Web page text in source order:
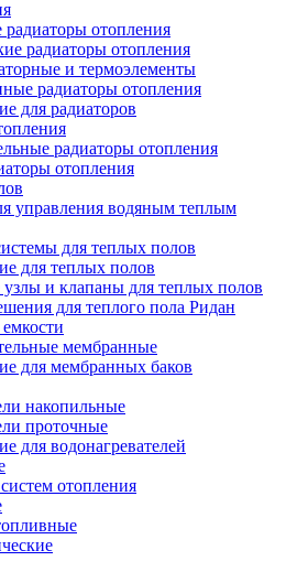
отопления
радиаторы отопления
и термоэлементы
радиаторы отопления
для радиаторов
радиаторы отопления
отопления
управления водяным теплым
для теплых полов
для теплых полов
и клапаны для теплых полов
для теплого пола Ридан
мембранные
для мембранных баков
накопильные
проточные
для водонагревателей
отопления